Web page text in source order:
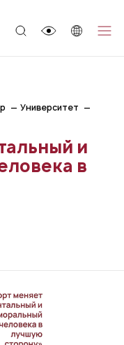
Университет
и
в